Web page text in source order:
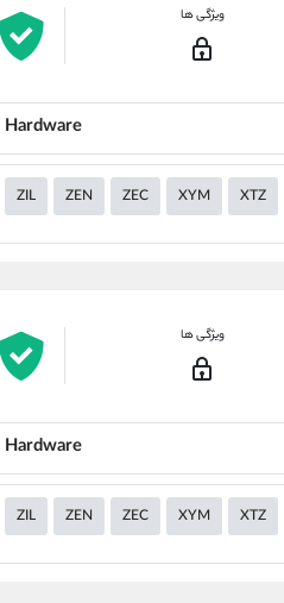
ویژگی ها
Hardware
ZIL ZEN ZEC XYM XTZ
ویژگی ها
Hardware
ZIL ZEN ZEC XYM XTZ